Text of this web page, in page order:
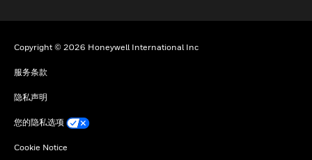
Copyright © 2026 Honeywell International Inc
服务条款
隐私声明
您的隐私选项
Cookie Notice